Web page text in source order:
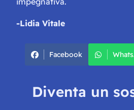
-Lidia Vitale
Facebook
Diventa un